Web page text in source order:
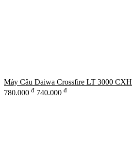
Máy Câu Daiwa Crossfire LT 3000 CXH
780.000 đ 740.000 đ